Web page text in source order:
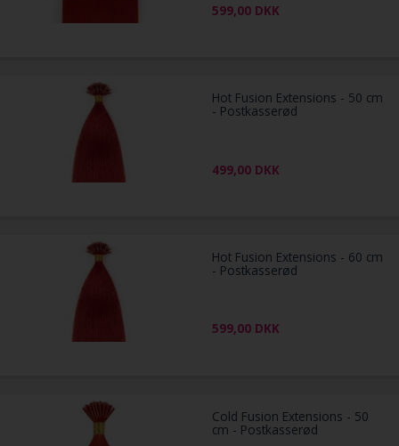
599,00 DKK
Hot Fusion Extensions - 50 cm
- Postkasserød
499,00 DKK
Hot Fusion Extensions - 60 cm
- Postkasserød
599,00 DKK
Cold Fusion Extensions - 50
cm - Postkasserød